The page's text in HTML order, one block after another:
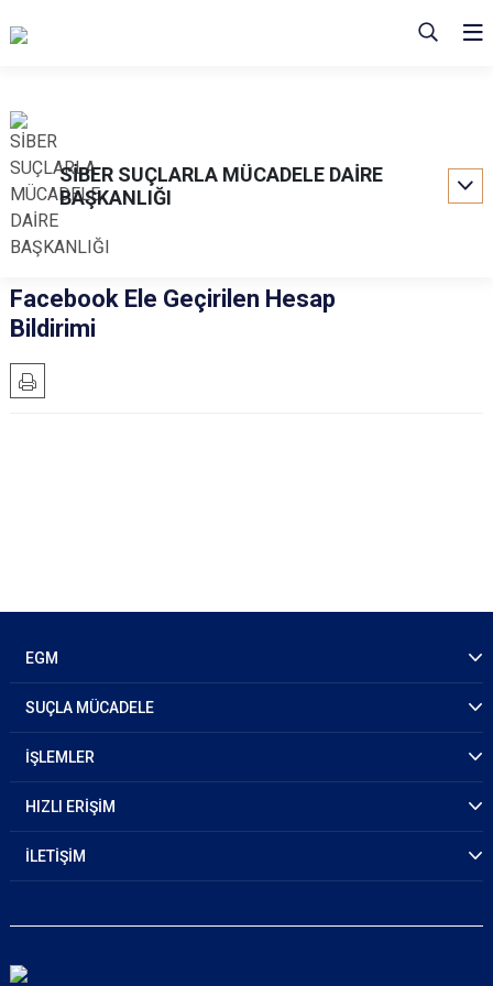
SİBER SUÇLARLA MÜCADELE DAİRE
BAŞKANLIĞI
Facebook Ele Geçirilen Hesap
Bildirimi
EGM
SUÇLA MÜCADELE
İŞLEMLER
HIZLI ERİŞİM
İLETİŞİM